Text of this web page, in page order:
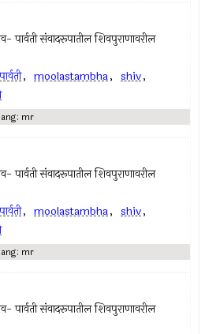
पार्वती संवादरूपातील शिवपुराणावरील
पार्वती, moolastambha, shiv,
mr
पार्वती संवादरूपातील शिवपुराणावरील
पार्वती, moolastambha, shiv,
mr
पार्वती संवादरूपातील शिवपुराणावरील